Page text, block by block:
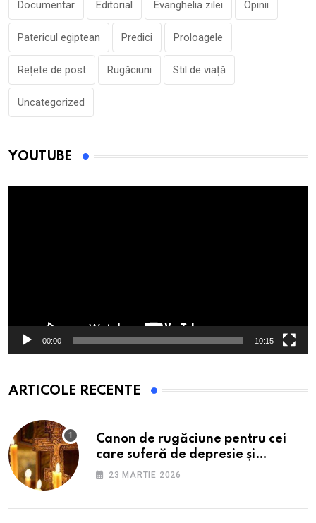
Documentar Editorial Evanghelia zilei Opinii
Patericul egiptean Predici Proloagele
Rețete de post Rugăciuni Stil de viață
Uncategorized
YOUTUBE
00:00 10:15
ARTICOLE RECENTE
Canon de rugăciune pentru cei
care suferă de depresie și
anxietate
23 MARTIE 2026